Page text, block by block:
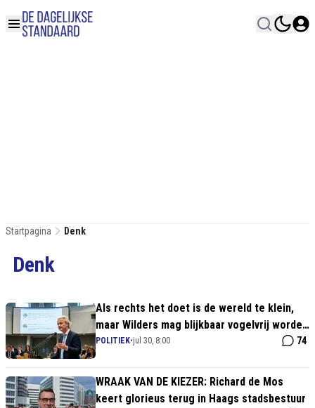
Startpagina Denk
Denk
Als rechts het doet is de wereld te klein,
maar Wilders mag blijkbaar vogelvrij worden
verklaard
POLITIEK•jul 30, 8:00 74
WRAAK VAN DE KIEZER: Richard de Mos
keert glorieus terug in Haags stadsbestuur